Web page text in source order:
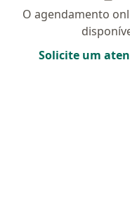
O agendamento
Solicite um